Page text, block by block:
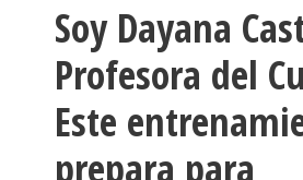
Soy Dayana
Profesora del
Este
prepara para